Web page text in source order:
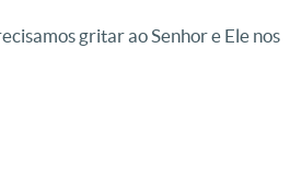
gritar ao Senhor e Ele nos